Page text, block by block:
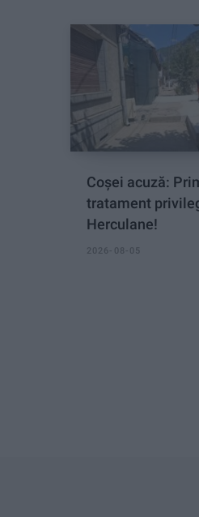
Coșei acuză:
tratament
Herculane!
2026-08-05